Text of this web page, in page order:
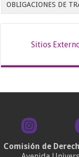
OBLIGACIONES DE
Sitios
Comisión de